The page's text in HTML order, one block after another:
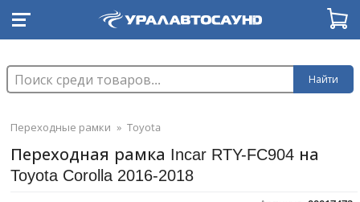
Найти
Переходные рамки » Toyota
Переходная рамка Incar RTY-FC904 на
Toyota Corolla 2016-2018